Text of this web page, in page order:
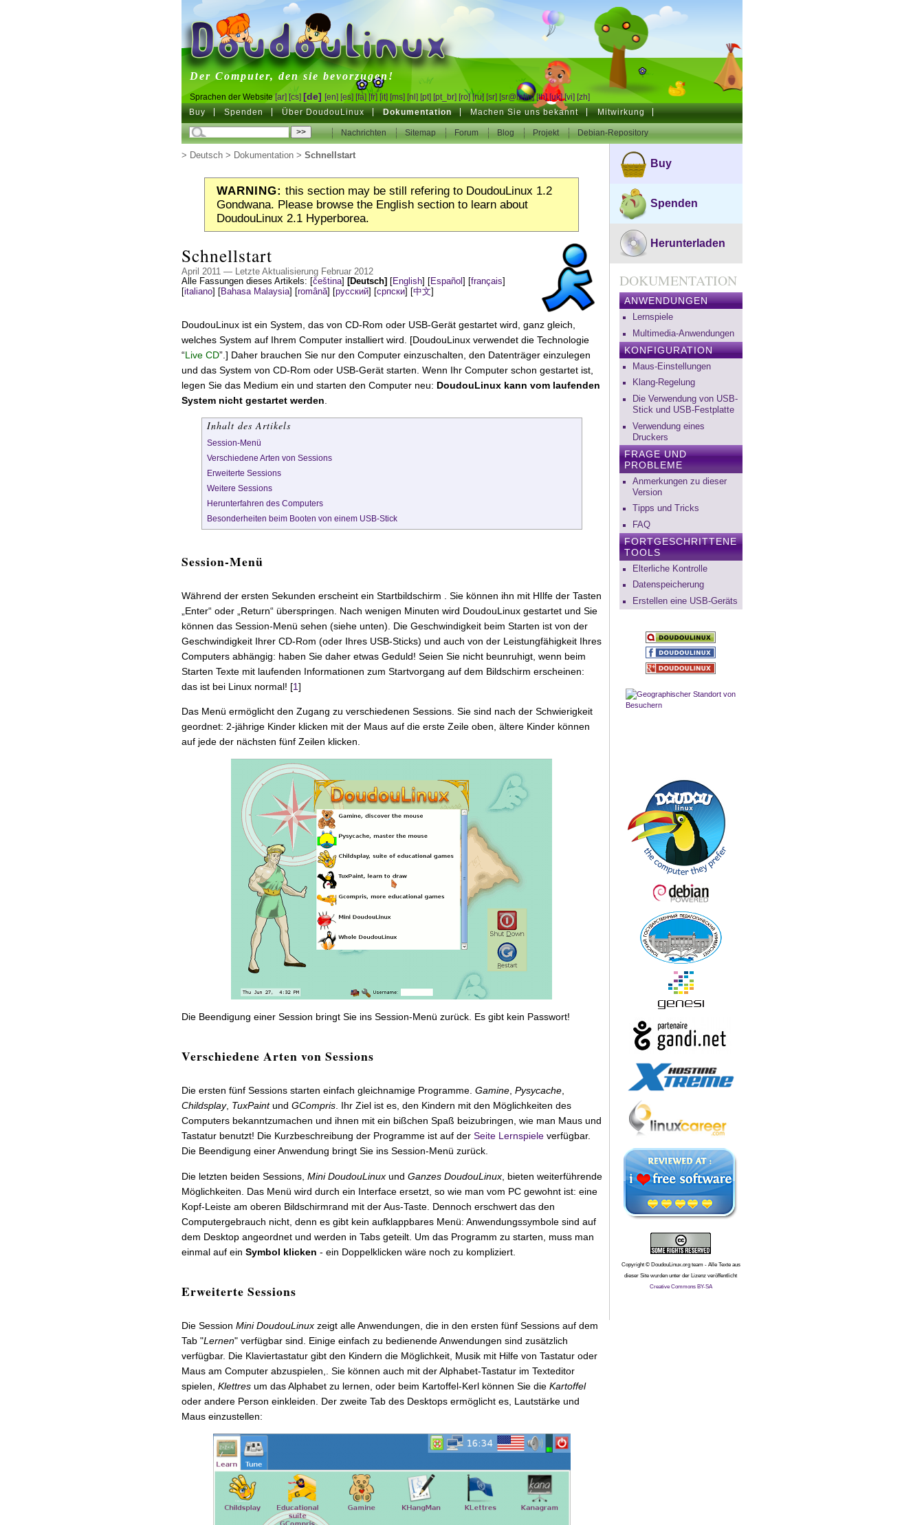
DoudouLinux
Der Computer, den sie bevorzugen!
Sprachen der Website [ar] [cs] [de] [en] [es] [fa] [fr] [it] [ms] [nl] [pt] [pt_br] [ro] [ru] [sr] [sr@latin] [th] [uk] [vi] [zh]
Buy Spenden Über DoudouLinux Dokumentation Machen Sie uns bekannt Mitwirkung
Nachrichten Sitemap Forum Blog Projekt Debian-Repository
> Deutsch> Dokumentation> Schnellstart
WARNING: this section may be still refering to DoudouLinux 1.2
Gondwana. Please browse the English section to learn about
DoudouLinux 2.1 Hyperborea.
Schnellstart
April 2011 — Letzte Aktualisierung Februar 2012
Alle Fassungen dieses Artikels:
čeština] [Deutsch] English] Español français
italiano] Bahasa Malaysia] română] русский] српски] 中文
DoudouLinux ist ein System, das von CD-Rom oder USB-Gerät gestartet wird, ganz gleich,
welches System auf Ihrem Computer installiert wird. [DoudouLinux verwendet die Technologie
“Live CD”.] Daher brauchen Sie nur den Computer einzuschalten, den Datenträger einzulegen
und das System von CD-Rom oder USB-Gerät starten. Wenn Ihr Computer schon gestartet ist,
legen Sie das Medium ein und starten den Computer neu: DoudouLinux kann vom laufenden
System nicht gestartet werden.
Inhalt des Artikels
Session-Menü
Verschiedene Arten von Sessions
Erweiterte Sessions
Weitere Sessions
Herunterfahren des Computers
Besonderheiten beim Booten von einem USB-Stick
Session-Menü
Während der ersten Sekunden erscheint ein Startbildschirm . Sie können ihn mit HIlfe der Tasten
„Enter“ oder „Return“ überspringen. Nach wenigen Minuten wird DoudouLinux gestartet und Sie
können das Session-Menü sehen (siehe unten). Die Geschwindigkeit beim Starten ist von der
Geschwindigkeit Ihrer CD-Rom (oder Ihres USB-Sticks) und auch von der Leistungfähigkeit Ihres
Computers abhängig: haben Sie daher etwas Geduld! Seien Sie nicht beunruhigt, wenn beim
Starten Texte mit laufenden Informationen zum Startvorgang auf dem Bildschirm erscheinen:
das ist bei Linux normal! [1]
Das Menü ermöglicht den Zugang zu verschiedenen Sessions. Sie sind nach der Schwierigkeit
geordnet: 2-jährige Kinder klicken mit der Maus auf die erste Zeile oben, ältere Kinder können
auf jede der nächsten fünf Zeilen klicken.
Die Beendigung einer Session bringt Sie ins Session-Menü zurück. Es gibt kein Passwort!
Verschiedene Arten von Sessions
Die ersten fünf Sessions starten einfach gleichnamige Programme. Gamine, Pysycache,
Childsplay, TuxPaintund GCompris. Ihr Ziel ist es, den Kindern mit den Möglichkeiten des
Computers bekanntzumachen und ihnen mit ein bißchen Spaß beizubringen, wie man Maus und
Tastatur benutzt! Die Kurzbeschreibung der Programme ist auf der Seite Lernspieleverfügbar.
Die Beendigung einer Anwendung bringt Sie ins Session-Menü zurück.
Die letzten beiden Sessions, Mini DoudouLinuxund Ganzes DoudouLinux, bieten weiterführende
Möglichkeiten. Das Menü wird durch ein Interface ersetzt, so wie man vom PC gewohnt ist: eine
Kopf-Leiste am oberen Bildschirmrand mit der Aus-Taste. Dennoch erschwert das den
Computergebrauch nicht, denn es gibt kein aufklappbares Menü: Anwendungssymbole sind auf
dem Desktop angeordnet und werden in Tabs geteilt. Um das Programm zu starten, muss man
einmal auf ein Symbol klicken - ein Doppelklicken wäre noch zu kompliziert.
Erweiterte Sessions
Die Session Mini DoudouLinuxzeigt alle Anwendungen, die in den ersten fünf Sessions auf dem
Tab "Lernen" verfügbar sind. Einige einfach zu bedienende Anwendungen sind zusätzlich
verfügbar. Die Klaviertastatur gibt den Kindern die Möglichkeit, Musik mit Hilfe von Tastatur oder
Maus am Computer abzuspielen,. Sie können auch mit der Alphabet-Tastatur im Texteditor
spielen, Klettresum das Alphabet zu lernen, oder beim Kartoffel-Kerl können Sie die Kartoffel
oder andere Person einkleiden. Der zweite Tab des Desktops ermöglicht es, Lautstärke und
Maus einzustellen:
Buy
Spenden
Herunterladen
DOKUMENTATION
ANWENDUNGEN
Lernspiele
Multimedia-Anwendungen
KONFIGURATION
Maus-Einstellungen
Klang-Regelung
Die Verwendung von USB-
Stick und USB-Festplatte
Verwendung eines
Druckers
FRAGE UND
PROBLEME
Anmerkungen zu dieser
Version
Tipps und Tricks
FAQ
FORTGESCHRITTENE
TOOLS
Elterliche Kontrolle
Datenspeicherung
Erstellen eine USB-Geräts
Copyright © DoudouLinux.org team - Alle Texte aus
dieser Site wurden unter der Lizenz veröffentlicht
Creative Commons BY-SA